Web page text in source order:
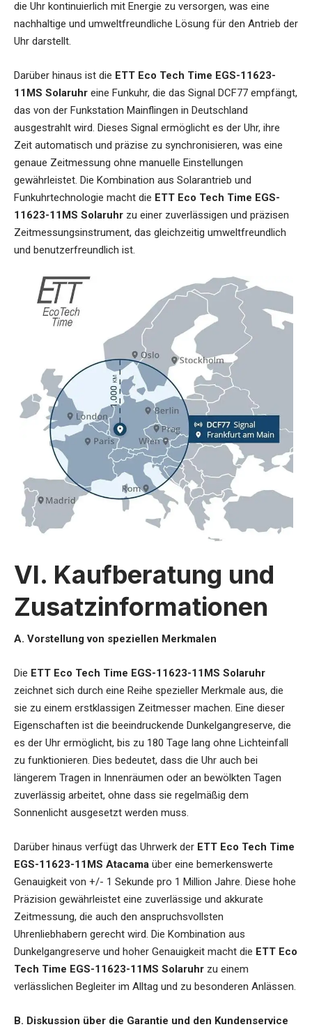
die Uhr kontinuierlich mit Energie zu versorgen, was eine
nachhaltige und umweltfreundliche Lösung für den Antrieb der
Uhr darstellt.
Darüber hinaus ist die ETT Eco Tech Time EGS-11623-
11MS Solaruhr eine Funkuhr, die das Signal DCF77 empfängt,
das von der Funkstation Mainflingen in Deutschland
ausgestrahlt wird. Dieses Signal ermöglicht es der Uhr, ihre
Zeit automatisch und präzise zu synchronisieren, was eine
genaue Zeitmessung ohne manuelle Einstellungen
gewährleistet. Die Kombination aus Solarantrieb und
Funkuhrtechnologie macht die ETT Eco Tech Time EGS-
11623-11MS Solaruhr zu einer zuverlässigen und präzisen
Zeitmessungsinstrument, das gleichzeitig umweltfreundlich
und benutzerfreundlich ist.
VI. Kaufberatung und
Zusatzinformationen
A. Vorstellung von speziellen Merkmalen
Die ETT Eco Tech Time EGS-11623-11MS Solaruhr
zeichnet sich durch eine Reihe spezieller Merkmale aus, die
sie zu einem erstklassigen Zeitmesser machen. Eine dieser
Eigenschaften ist die beeindruckende Dunkelgangreserve, die
es der Uhr ermöglicht, bis zu 180 Tage lang ohne Lichteinfall
zu funktionieren. Dies bedeutet, dass die Uhr auch bei
längerem Tragen in Innenräumen oder an bewölkten Tagen
zuverlässig arbeitet, ohne dass sie regelmäßig dem
Sonnenlicht ausgesetzt werden muss.
Darüber hinaus verfügt das Uhrwerk der ETT Eco Tech Time
EGS-11623-11MS Atacama über eine bemerkenswerte
Genauigkeit von +/- 1 Sekunde pro 1 Million Jahre. Diese hohe
Präzision gewährleistet eine zuverlässige und akkurate
Zeitmessung, die auch den anspruchsvollsten
Uhrenliebhabern gerecht wird. Die Kombination aus
Dunkelgangreserve und hoher Genauigkeit macht die ETT Eco
Tech Time EGS-11623-11MS Solaruhr zu einem
verlässlichen Begleiter im Alltag und zu besonderen Anlässen.
B. Diskussion über die Garantie und den Kundenservice